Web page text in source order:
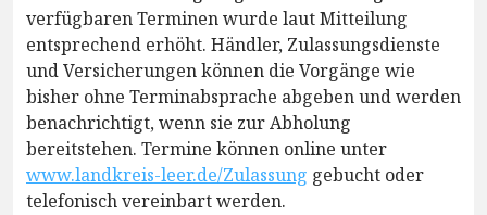
verfügbaren Terminen wurde laut Mitteilung
entsprechend erhöht. Händler, Zulassungsdienste
und Versicherungen können die Vorgänge wie
bisher ohne Terminabsprache abgeben und werden
benachrichtigt, wenn sie zur Abholung
bereitstehen. Termine können online unter
www.landkreis-leer.de/Zulassung gebucht oder
telefonisch vereinbart werden.